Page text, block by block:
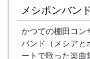
メシポンバン
かつての棚田コン
バンド（メシアと
ートで歌った楽曲